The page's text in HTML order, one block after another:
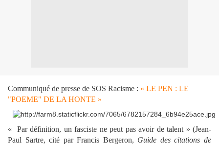
Communiqué de presse de SOS Racisme : « LE PEN : LE
"POEME" DE LA HONTE »
« Par définition, un fasciste ne peut pas avoir de talent » (Jean-
Paul Sartre, cité par Francis Bergeron, Guide des citations de